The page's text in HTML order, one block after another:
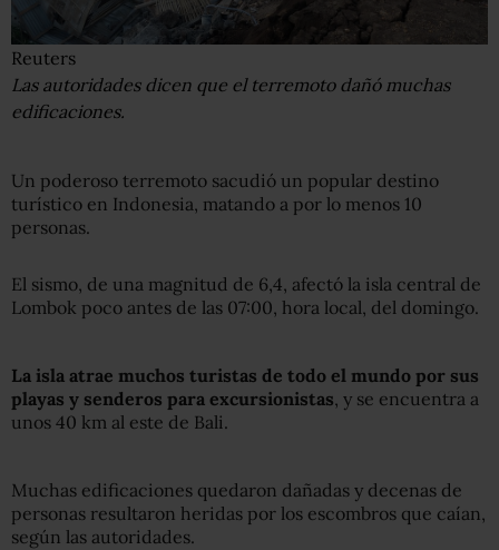
Reuters
Las autoridades dicen que el terremoto dañó muchas
edificaciones.
Un poderoso terremoto sacudió un popular destino
turístico en Indonesia, matando a por lo menos 10
personas.
El sismo, de una magnitud de 6,4, afectó la isla central de
Lombok poco antes de las 07:00, hora local, del domingo.
La isla atrae muchos turistas de todo el mundo por sus
playas y senderos para excursionistas , y se encuentra a
unos 40 km al este de Bali.
Muchas edificaciones quedaron dañadas y decenas de
personas resultaron heridas por los escombros que caían,
según las autoridades.